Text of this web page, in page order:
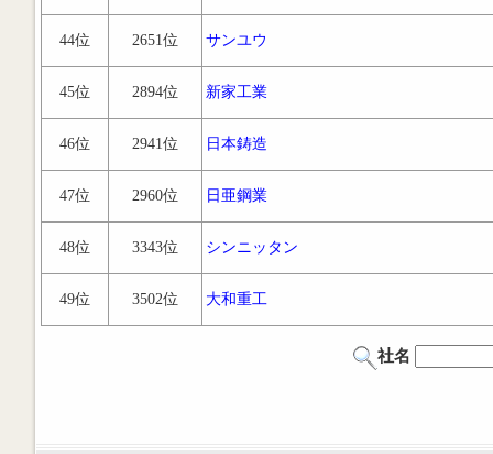
44位 2651位 サンユウ
45位 2894位 新家工業
46位 2941位 日本鋳造
47位 2960位 日亜鋼業
48位 3343位 シンニッタン
49位 3502位 大和重工
社名